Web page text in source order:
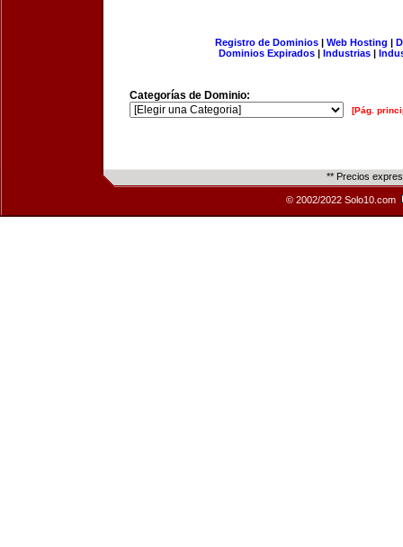
Registro de Dominios| Web Hosting |
Dominios Expirados | Industrias |
Categorías de Dominio:
[Pág.
** Precios
© 2002/2022 Solo10.com